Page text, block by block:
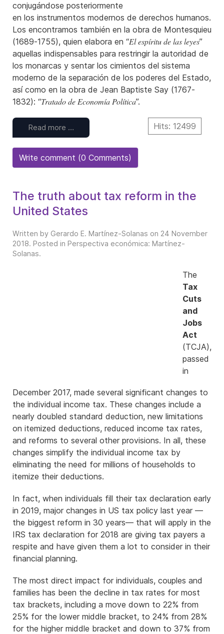
conjugándose posteriormente
en los instrumentos modernos de derechos humanos.
Los encontramos también en la obra de Montesquieu
(1689-1755), quien elabora en “El espíritu de las leyes”
aquellas indispensables para restringir la autoridad de
los monarcas y sentar los cimientos del sistema
moderno de la separación de los poderes del Estado,
así como en la obra de Jean Baptiste Say (1767-
1832): “Tratado de Economía Política”.
Read more … Hits: 12499
Write comment (0 Comments)
The truth about tax reform in the
United States
Written by Gerardo E. Martínez-Solanas on 24 November
2018. Posted in Perspectiva económica: Martínez-
Solanas.
The
Tax
Cuts
and
Jobs
Act
(TCJA),
passed
in
December 2017, made several significant changes to
the individual income tax. These changes include a
nearly doubled standard deduction, new limitations
on itemized deductions, reduced income tax rates,
and reforms to several other provisions. In all, these
changes simplify the individual income tax by
eliminating the need for millions of households to
itemize their deductions.
In fact, when individuals fill their tax declaration early
in 2019, major changes in US tax policy last year —
the biggest reform in 30 years— that will apply in the
IRS tax declaration for 2018 are giving tax payers a
respite and have given them a lot to consider in their
financial planning.
The most direct impact for individuals, couples and
families has been the decline in tax rates for most
tax brackets, including a move down to 22% from
25% for the lower middle bracket, to 24% from 28%
for the higher middle bracket and down to 37% from